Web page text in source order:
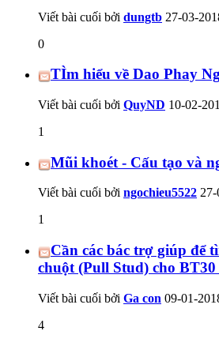
Viết bài cuối bởi dungtb 27-03-
0
TÌm hiểu về Dao Phay
Viết bài cuối bởi QuyND 10-02-
1
Mũi khoét - Cấu tạo và
Viết bài cuối bởi ngochieu5522 27-
1
Cần các bác trợ giúp để
chuột (Pull Stud) cho BT30
Viết bài cuối bởi Ga con 09-01-
4